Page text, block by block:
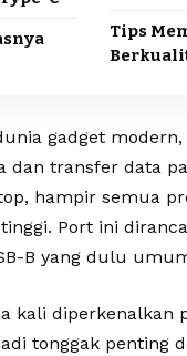
Tips
gadget
transfer data
hampir semua
Port ini
B yang dulu
kali diperkenalkan
tonggak penting